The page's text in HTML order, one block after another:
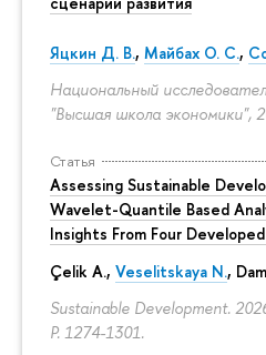
Яцкин Д. В., Майбах О. С.,
Национальный
"Высшая школа экономики",
Статья
Assessing Sustainable
Wavelet-Quantile Based
Insights From Four
Çelik A., Veselitskaya N.,
Sustainable Development.
P. 1274-1301.